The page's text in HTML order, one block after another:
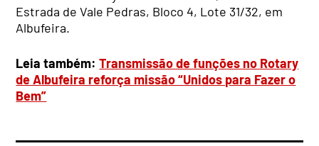
Estrada de Vale Pedras, Bloco 4, Lote 31/32, em
Albufeira.
Leia também:Transmissão de funções no Rotary
de Albufeira reforça missão “Unidos para Fazer o
Bem”